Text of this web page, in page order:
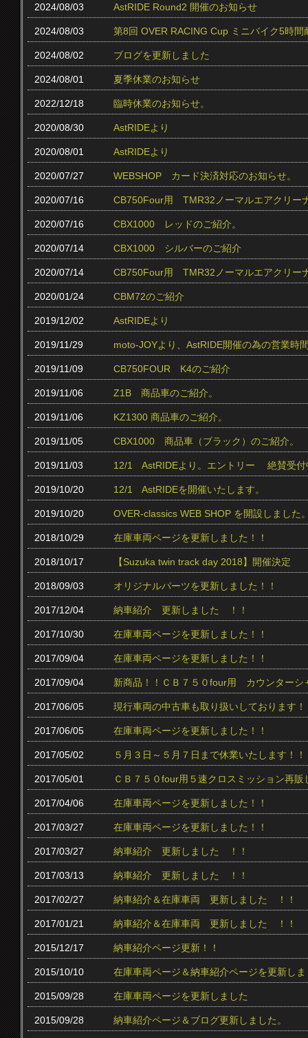
2024/08/03 AstRIDE Round2 開催のお知らせ
2024/08/03 第8回 OVER RACING Cup ミニバイク5時
2024/08/02 ブログを更新しました
2024/08/01 夏季休業のお知らせ
2022/12/18 臨時休業のお知らせ。
2020/08/30 AstRIDEより
2020/08/01 AstRIDEより
2020/07/27 WEBSHOP カード決済対応のお知らせ。
2020/07/16 CB750Four用 TMR32ノーマルエアクリー
2020/07/16 CBX1000 レッドのご紹介。
2020/07/14 CBX1000 シルバーのご紹介
2020/07/14 CB750Four用 TMR32ノーマルエアクリー
2020/01/24 CBM72のご紹介
2019/12/02 AstRIDEより
2019/11/29 moto-JOYより、AstRIDE開催の為の営業時
2019/11/09 CB750FOUR K4のご紹介
2019/11/06 Z1B 商品車のご紹介。
2019/11/06 KZ1300 商品車のご紹介。
2019/11/05 CBX1000 商品車（ブラック）のご紹介。
2019/11/03 12/1 AstRIDEより。エントリー 絶賛受付
2019/10/20 12/1 AstRIDEを開催いたします。
2019/10/20 OVER-classics WEB SHOP を開設しました
2018/10/29 在庫車両ページを更新しました！！
2018/10/17 【Suzuka twin track day 2018】開催決定
2018/09/03 オリジナルパーツを更新しました！！
2017/12/04 納車紹介 更新しました ！！
2017/10/30 在庫車両ページを更新しました！！
2017/09/04 在庫車両ページを更新しました！！
2017/09/04 新商品！！ＣＢ７５０four用 カウンター
2017/06/05 現行車両の中古車も取り扱いしております！
2017/06/05 在庫車両ページを更新しました！！
2017/05/02 ５月３日～５月７日まで休業いたします！！
2017/05/01 ＣＢ７５０four用５速クロスミッション再販
2017/04/06 在庫車両ページを更新しました！！
2017/03/27 在庫車両ページを更新しました！！
2017/03/27 納車紹介 更新しました ！！
2017/03/13 納車紹介 更新しました ！！
2017/02/27 納車紹介＆在庫車両 更新しました ！！
2017/01/21 納車紹介＆在庫車両 更新しました ！！
2015/12/17 納車紹介ページ更新！！
2015/10/10 在庫車両ページ＆納車紹介ページを更新し
2015/09/28 在庫車両ページを更新しました
2015/09/28 納車紹介ページ＆ブログ更新しました。